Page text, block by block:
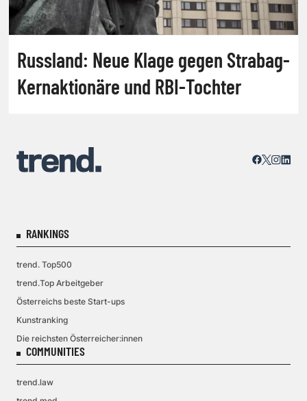
Russland: Neue Klage gegen Strabag-
Kernaktionäre und RBI-Tochter
RANKINGS
trend. Top500
trend.Top Arbeitgeber
Österreichs beste Start-ups
Kunstranking
Die reichsten Österreicher:innen
COMMUNITIES
trend.law